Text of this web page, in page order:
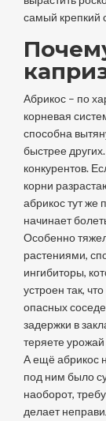
самый крепкий
Абрикос – по
корневая
способна
быстрее
конкурентов.
корни
абрикос тут же
начинает
Особенно
растениями,
ингибиторы,
устроен так,
опасных
задержки в
теряете
А ещё абрикос
под ним было
наоборот,
делает